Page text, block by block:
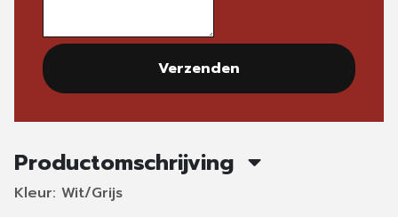
Verzenden
Productomschrijving
Kleur: Wit/Grijs